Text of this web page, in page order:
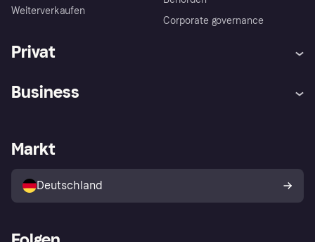
Weiterverkaufen
Corporate governance
Privat
Klarna App
Shops entdecken
Käuferschutzrichtlinie
Dein Widerrufsrecht
Business
Händlerportal
Markt
Deutschland